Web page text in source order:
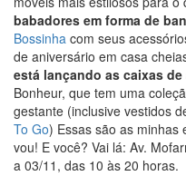
babadores em forma de
Bossinha com seus
de aniversário em casa
está lançando as caixas
Bonheur, que tem uma
gestante (inclusive vestidos
To Go) Essas são as minhas
vou! E você? Vai lá: Av.
a 03/11, das 10 às 20 horas.